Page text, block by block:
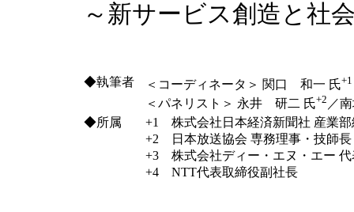
～新サービス創造と社
◆執筆者 ＜コーディネータ＞ 関口 和一 氏+1
＜パネリスト＞ 永井 研二 氏+2 ／
◆所属
+1 株式会社日本経済新聞社 産業部
+2 日本放送協会 専務理事・技師長
+3 株式会社ディー・エヌ・エー 代
+4 NTT代表取締役副社長